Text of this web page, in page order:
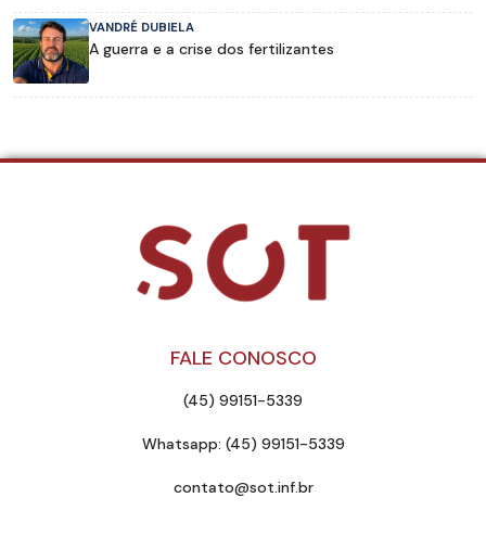
VANDRÉ DUBIELA
A guerra e a crise dos fertilizantes
FALE CONOSCO
(45) 99151-5339
Whatsapp: (45) 99151-5339
contato@sot.inf.br